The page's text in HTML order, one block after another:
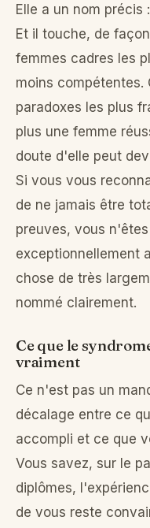
Elle a un nom précis
Et il touche, de
femmes cadres les
moins
paradoxes les plus
plus une femme
doute d'elle peut
Si vous vous
de ne jamais être
preuves, vous
exceptionnellement
chose de très
nommé clairement.
Ce que le
vraiment
Ce n'est pas un
décalage entre ce
accompli et ce que
Vous savez, sur le
diplômes,
de vous reste